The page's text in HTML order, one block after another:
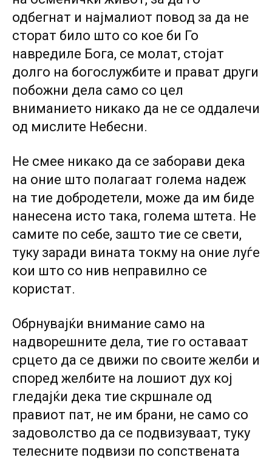
одбегнат и најмалиот повод за да не
сторат било што со кое би Го
навредиле Бога, се молат, стојат
долго на богослужбите и прават други
побожни дела само со цел
вниманието никако да не се оддалечи
од мислите Небесни.
Не смее никако да се заборави дека
на оние што полагаат голема надеж
на тие добродетели, може да им биде
нанесена исто така, голема штета. Не
самите по себе, зашто тие се свети,
туку заради вината токму на оние луѓе
кои што со нив неправилно се
користат.
Обрнувајќи внимание само на
надворешните дела, тие го оставаат
срцето да се движи по своите желби и
според желбите на лошиот дух кој
гледајќи дека тие скршнале од
правиот пат, не им брани, не само со
задоволство да се подвизуваат, туку
телесните подвизи по сопствената